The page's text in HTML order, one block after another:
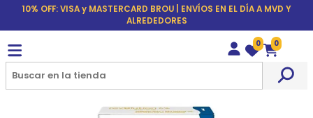
10% OFF: VISA y MASTERCARD BROU | ENVÍOS EN EL DÍA A MVD Y
ALREDEDORES
Wishlist
0
Carrito
0